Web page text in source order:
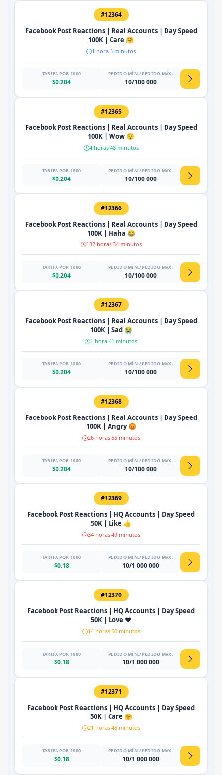
#12364
Facebook Post Reactions | Real Accounts | Day Speed
100K | Care 🤗
1 hora 3 minutos
TARIFA POR 1000
$0.204
PEDIDO MÍN./PEDIDO MÁX.
10/100 000
#12365
Facebook Post Reactions | Real Accounts | Day Speed
100K | Wow 😯
4 horas 48 minutos
TARIFA POR 1000
$0.204
PEDIDO MÍN./PEDIDO MÁX.
10/100 000
#12366
Facebook Post Reactions | Real Accounts | Day Speed
100K | Haha 😂
132 horas 34 minutos
TARIFA POR 1000
$0.204
PEDIDO MÍN./PEDIDO MÁX.
10/100 000
#12367
Facebook Post Reactions | Real Accounts | Day Speed
100K | Sad 😭
1 hora 41 minutos
TARIFA POR 1000
$0.204
PEDIDO MÍN./PEDIDO MÁX.
10/100 000
#12368
Facebook Post Reactions | Real Accounts | Day Speed
100K | Angry 😡
26 horas 55 minutos
TARIFA POR 1000
$0.204
PEDIDO MÍN./PEDIDO MÁX.
10/100 000
#12369
Facebook Post Reactions | HQ Accounts | Day Speed
50K | Like 👍
34 horas 49 minutos
TARIFA POR 1000
$0.18
PEDIDO MÍN./PEDIDO MÁX.
10/1 000 000
#12370
Facebook Post Reactions | HQ Accounts | Day Speed
50K | Love ❤️
14 horas 50 minutos
TARIFA POR 1000
$0.18
PEDIDO MÍN./PEDIDO MÁX.
10/1 000 000
#12371
Facebook Post Reactions | HQ Accounts | Day Speed
50K | Care 🤗
21 horas 48 minutos
TARIFA POR 1000
$0.18
PEDIDO MÍN./PEDIDO MÁX.
10/1 000 000